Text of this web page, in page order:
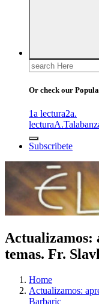
Search
for:
Or check our
1a lectura2a.
lecturaA.T
Subscribete
Actualizamos:
temas. Fr.
Home
Actualizamos:
Barbaric